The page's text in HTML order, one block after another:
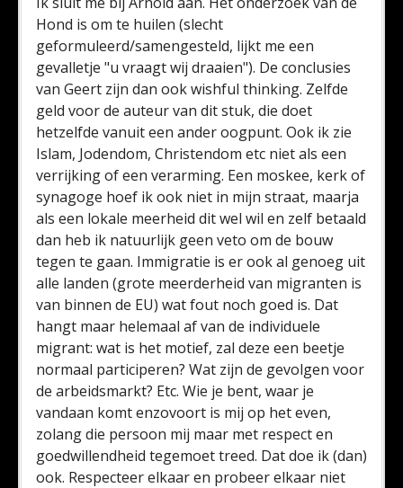
Hond is om te huilen (slecht
geformuleerd/samengesteld, lijkt me een
gevalletje "u vraagt wij draaien"). De conclusies
van Geert zijn dan ook wishful thinking. Zelfde
geld voor de auteur van dit stuk, die doet
hetzelfde vanuit een ander oogpunt. Ook ik zie
Islam, Jodendom, Christendom etc niet als een
verrijking of een verarming. Een moskee, kerk of
synagoge hoef ik ook niet in mijn straat, maarja
als een lokale meerheid dit wel wil en zelf betaald
dan heb ik natuurlijk geen veto om de bouw
tegen te gaan. Immigratie is er ook al genoeg uit
alle landen (grote meerderheid van migranten is
van binnen de EU) wat fout noch goed is. Dat
hangt maar helemaal af van de individuele
migrant: wat is het motief, zal deze een beetje
normaal participeren? Wat zijn de gevolgen voor
de arbeidsmarkt? Etc. Wie je bent, waar je
vandaan komt enzovoort is mij op het even,
zolang die persoon mij maar met respect en
goedwillendheid tegemoet treed. Dat doe ik (dan)
ook. Respecteer elkaar en probeer elkaar niet